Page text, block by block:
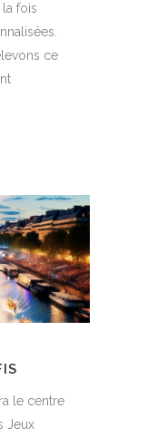
fois
ce
le centre
Jeux